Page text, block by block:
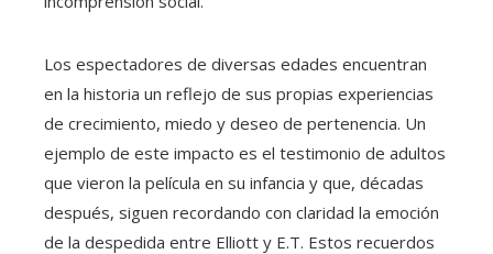
Los espectadores de diversas edades encuentran
en la historia un reflejo de sus propias experiencias
de crecimiento, miedo y deseo de pertenencia. Un
ejemplo de este impacto es el testimonio de adultos
que vieron la película en su infancia y que, décadas
después, siguen recordando con claridad la emoción
de la despedida entre Elliott y E.T. Estos recuerdos